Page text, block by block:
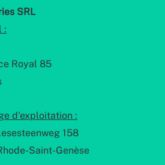
SRL
:
Royal 85
d'exploitation :
158
Saint-Genèse